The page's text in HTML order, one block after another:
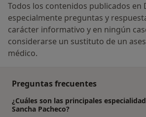
Todos los contenidos publicados en
especialmente preguntas y
carácter informativo y en ningún
considerarse un sustituto de un
médico.
Preguntas frecuentes
¿Cuáles son las principales
Sancha Pacheco?